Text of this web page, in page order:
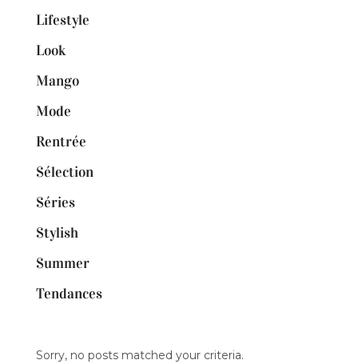
Lifestyle
Look
Mango
Mode
Rentrée
Sélection
Séries
Stylish
Summer
Tendances
Sorry, no posts matched your criteria.